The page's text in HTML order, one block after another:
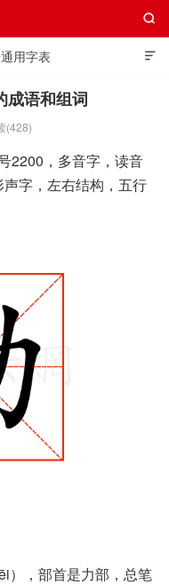

用字表
极简英语词典

成语和组词
(428)
2200，多音字，读音
字，左右结构，五行
），部首是力部，总笔